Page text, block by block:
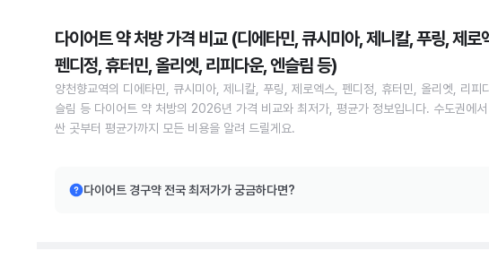
다이어트 약 처방 가격 비교 (디에타민, 큐시미아, 제니칼, 푸링, 제로
펜디정, 휴터민, 올리엣, 리피다운, 엔슬림 등)
양천향교역의 디에타민, 큐시미아, 제니칼, 푸링, 제로엑스, 펜디정, 휴터민, 올리엣, 리피
슬림 등 다이어트 약 처방의 2026년 가격 비교와 최저가, 평균가 정보입니다. 수도권에
싼 곳부터 평균가까지 모든 비용을 알려 드릴게요.
다이어트 경구약 전국 최저가가 궁금하다면?